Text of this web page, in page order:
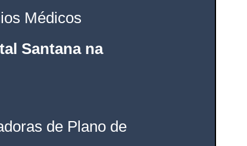
Médicos
Santana na
de Plano de